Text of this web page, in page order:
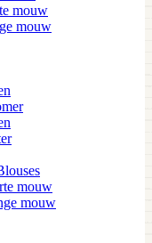
mouw
mouw
mouw
mouw